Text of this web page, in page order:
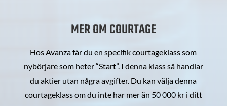
MER OM COURTAGE
Hos Avanza får du en specifik courtageklass som
nybörjare som heter “Start”. I denna klass så handlar
du aktier utan några avgifter. Du kan välja denna
courtageklass om du inte har mer än 50 000 kr i ditt